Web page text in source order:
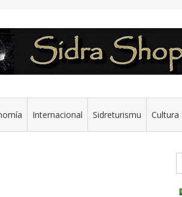
Internacional Sidreturismu Cultura